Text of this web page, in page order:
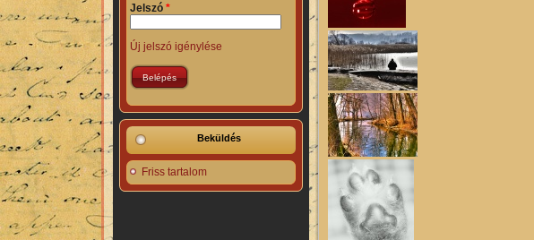
Jelszó *
Új jelszó igénylése
Beküldés
Friss tartalom